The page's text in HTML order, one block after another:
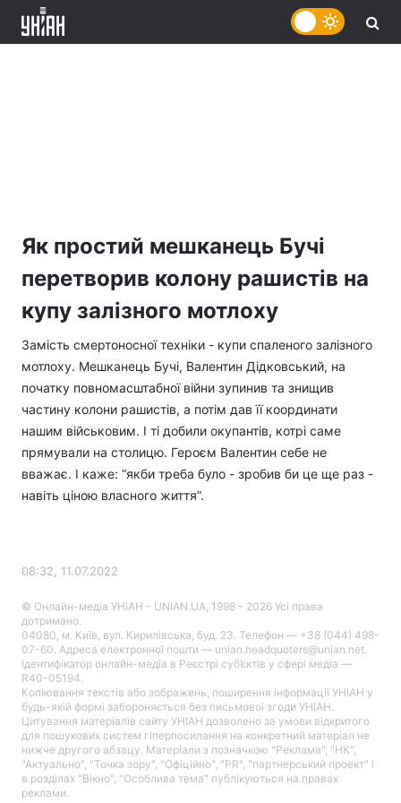
Як простий мешканець Бучі
перетворив колону рашистів на
купу залізного мотлоху
Замість смертоносної техніки - купи спаленого залізного
мотлоху. Мешканець Бучі, Валентин Дідковський, на
початку повномасштабної війни зупинив та знищив
частину колони рашистів, а потім дав її координати
нашим військовим. І ті добили окупантів, котрі саме
прямували на столицю. Героєм Валентин себе не
вважає. І каже: “якби треба було - зробив би це ще раз -
навіть ціною власного життя”.
08:32, 11.07.2022
© Онлайн-медіа УНІАН - UNIAN.UA, 1998 - 2026 Усі права
дотримано.
04080, м. Київ, вул. Кирилівська, буд. 23. Телефон — +38 (044) 498-
07-60. Адреса електронної пошти — unian.headquoters@unian.net.
Ідентифікатор онлайн-медіа в Реєстрі суб’єктів у сфері медіа —
R40-05194.
Копіювання текстів або зображень, поширення інформації УНІАН у
будь-якій формі забороняється без письмової згоди УНІАН.
Цитування матеріалів сайту УНІАН дозволено за умови відкритого
для пошукових систем гіперпосилання на конкретний матеріал не
нижче другого абзацу. Матеріали з позначкою "Реклама", "НК",
"Актуально", "Точка зору", "Офіційно", "PR", "партнерський проект" і
в розділах "Вікно", "Особлива тема" публікуються на правах
реклами.